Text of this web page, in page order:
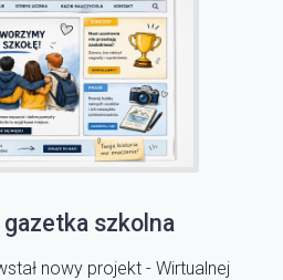
szkolna
nowy projekt - Wirtualnej